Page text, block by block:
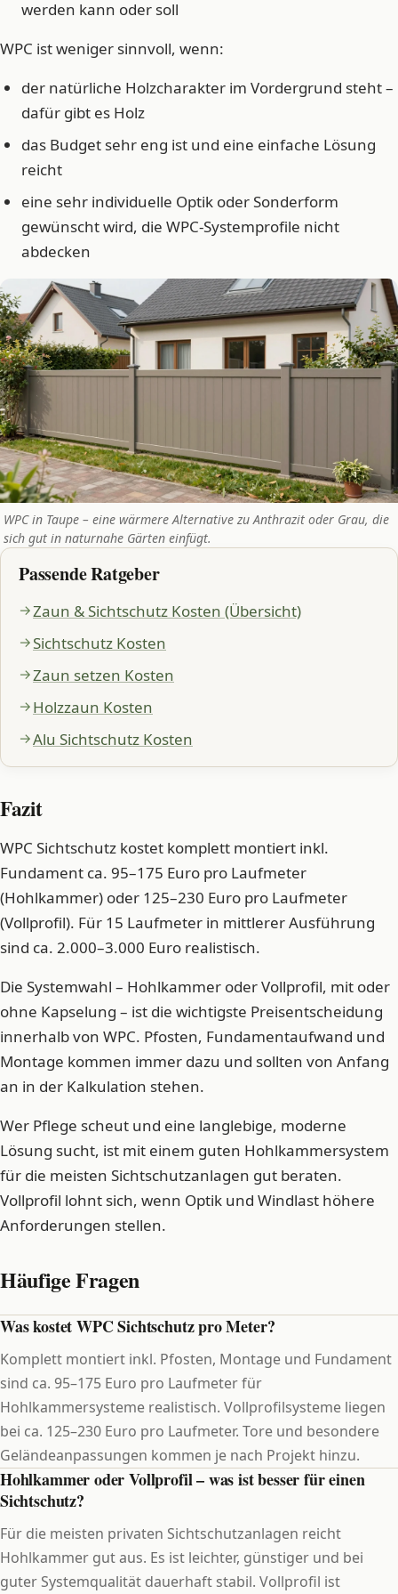
werden kann oder soll
WPC ist weniger sinnvoll, wenn:
der natürliche Holzcharakter im Vordergrund steht –
dafür gibt es Holz
das Budget sehr eng ist und eine einfache Lösung
reicht
eine sehr individuelle Optik oder Sonderform
gewünscht wird, die WPC-Systemprofile nicht
abdecken
WPC in Taupe – eine wärmere Alternative zu Anthrazit oder Grau, die
sich gut in naturnahe Gärten einfügt.
Passende Ratgeber
Zaun & Sichtschutz Kosten (Übersicht)
Sichtschutz Kosten
Zaun setzen Kosten
Holzzaun Kosten
Alu Sichtschutz Kosten
Fazit
WPC Sichtschutz kostet komplett montiert inkl.
Fundament ca. 95–175 Euro pro Laufmeter
(Hohlkammer) oder 125–230 Euro pro Laufmeter
(Vollprofil). Für 15 Laufmeter in mittlerer Ausführung
sind ca. 2.000–3.000 Euro realistisch.
Die Systemwahl – Hohlkammer oder Vollprofil, mit oder
ohne Kapselung – ist die wichtigste Preisentscheidung
innerhalb von WPC. Pfosten, Fundamentaufwand und
Montage kommen immer dazu und sollten von Anfang
an in der Kalkulation stehen.
Wer Pflege scheut und eine langlebige, moderne
Lösung sucht, ist mit einem guten Hohlkammersystem
für die meisten Sichtschutzanlagen gut beraten.
Vollprofil lohnt sich, wenn Optik und Windlast höhere
Anforderungen stellen.
Häufige Fragen
Was kostet WPC Sichtschutz pro Meter?
Komplett montiert inkl. Pfosten, Montage und Fundament
sind ca. 95–175 Euro pro Laufmeter für
Hohlkammersysteme realistisch. Vollprofilsysteme liegen
bei ca. 125–230 Euro pro Laufmeter. Tore und besondere
Geländeanpassungen kommen je nach Projekt hinzu.
Hohlkammer oder Vollprofil – was ist besser für einen
Sichtschutz?
Für die meisten privaten Sichtschutzanlagen reicht
Hohlkammer gut aus. Es ist leichter, günstiger und bei
guter Systemqualität dauerhaft stabil. Vollprofil ist